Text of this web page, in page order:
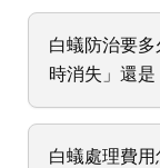
白蟻防治要
時消失」還是
白蟻處理費